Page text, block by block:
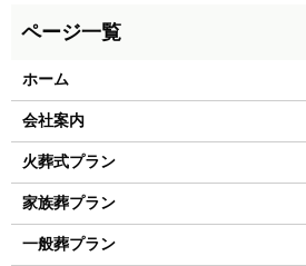
ホーム
会社案内
火葬式プラン
家族葬プラン
一般葬プラン